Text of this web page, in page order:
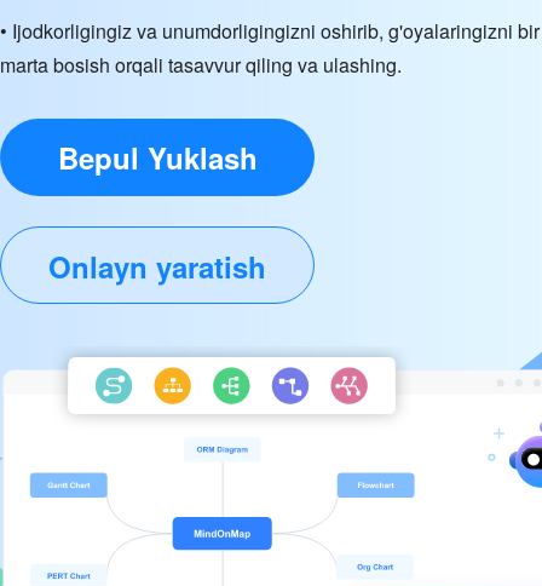
• Ijodkorligingiz va unumdorligingizni oshirib, g'oyalaringizni bir
marta bosish orqali tasavvur qiling va ulashing.
Bepul Yuklash
Onlayn yaratish